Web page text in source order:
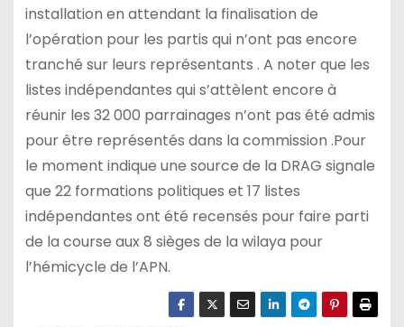
installation en attendant la finalisation de
l’opération pour les partis qui n’ont pas encore
tranché sur leurs représentants . A noter que les
listes indépendantes qui s’attèlent encore à
réunir les 32 000 parrainages n’ont pas été admis
pour être représentés dans la commission .Pour
le moment indique une source de la DRAG signale
que 22 formations politiques et 17 listes
indépendantes ont été recensés pour faire parti
de la course aux 8 sièges de la wilaya pour
l’hémicycle de l’APN.